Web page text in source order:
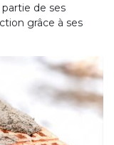
de ses
grâce à ses